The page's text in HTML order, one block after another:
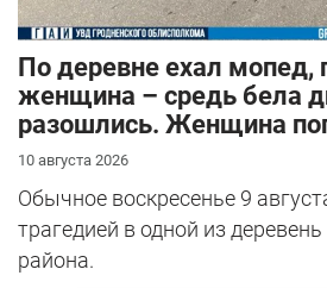
По деревне ехал мопед,
женщина – средь бела
разошлись. Женщина
10 августа 2026
Обычное воскресенье 9
трагедией в одной из
района.